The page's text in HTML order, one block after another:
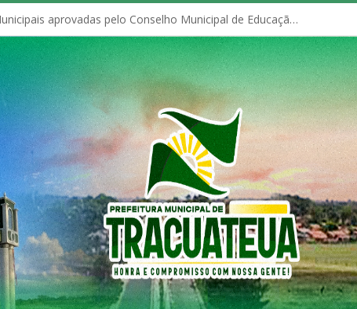
Políticas Municipais aprovadas pelo Conselho Municipal de Educação (CME)